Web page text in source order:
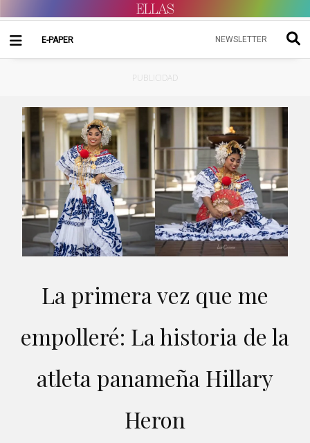
E-PAPER NEWSLETTER
PUBLICIDAD
La primera vez que me
empolleré: La historia de la
atleta panameña Hillary
Heron